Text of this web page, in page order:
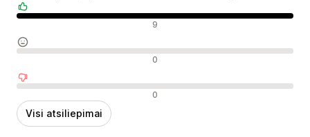
Teigiami atsiliepimai 9
Neutralūs atsiliepimai 0
Neigiami atsiliepimai 0
Visi atsiliepimai